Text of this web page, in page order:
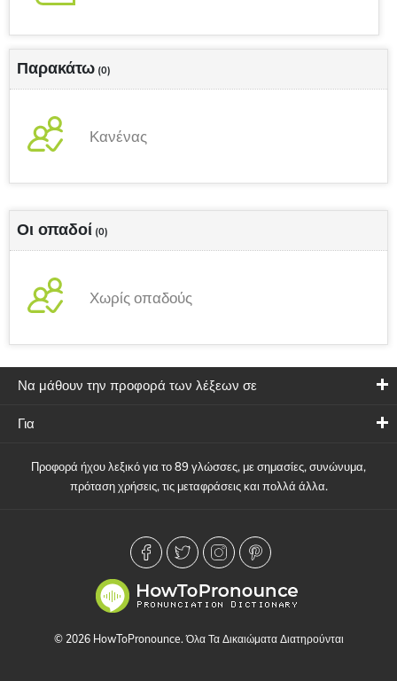
Παρακάτω (0)
Κανένας
Οι οπαδοί (0)
Χωρίς οπαδούς
Να μάθουν την προφορά των λέξεων σε
Για
Προφορά ήχου λεξικό για το 89 γλώσσες, με σημασίες, συνώνυμα,
πρόταση χρήσεις, τις μεταφράσεις και πολλά άλλα.
© 2026 HowToPronounce. Όλα Τα Δικαιώματα Διατηρούνται